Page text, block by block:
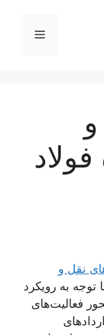
فهرست
فولاد
نقل و
توجه به رویکرد
فعالیت‌های